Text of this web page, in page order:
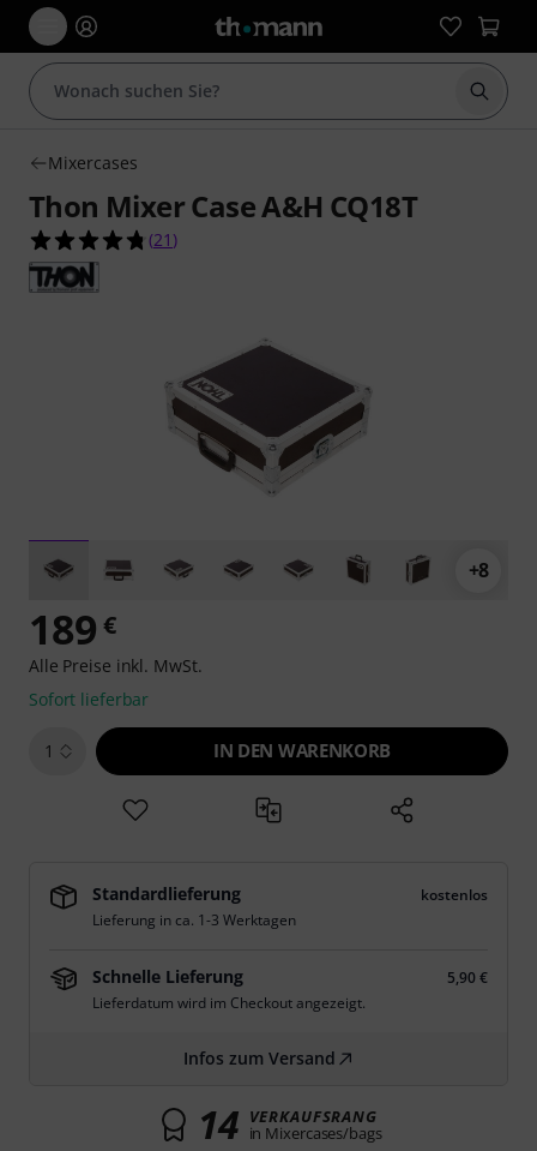
Suche
Mixercases
Thon Mixer Case A&H CQ18T
4.8 von 5 Sternen aus 21 Kundenbewertungen
(21 )
+8
189 €
Alle Preise inkl. MwSt.
Sofort lieferbar
1 IN DEN WARENKORB
Standardlieferung
kostenlos
Lieferung in ca. 1-3 Werktagen
Schnelle Lieferung
5,90 €
Lieferdatum wird im Checkout angezeigt.
Infos zum Versand
14 VERKAUFSRANG
in Mixercases/bags